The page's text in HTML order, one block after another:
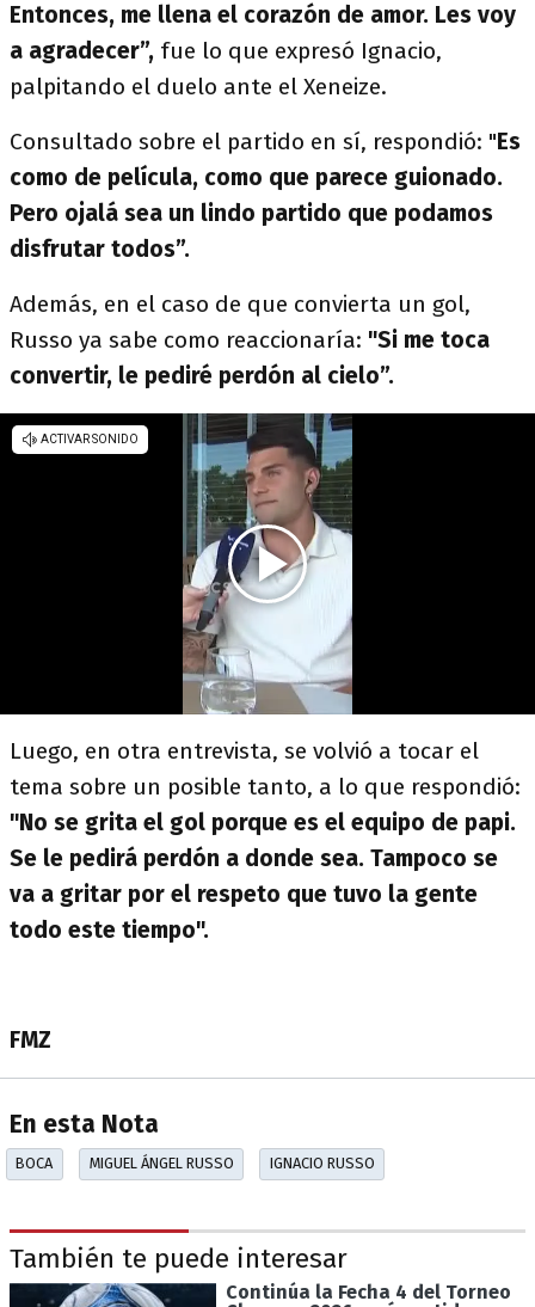
Entonces, me llena el corazón de amor. Les voy
a agradecer”, fue lo que expresó Ignacio,
palpitando el duelo ante el Xeneize.
Consultado sobre el partido en sí, respondió: "Es
como de película, como que parece guionado.
Pero ojalá sea un lindo partido que podamos
disfrutar todos”.
Además, en el caso de que convierta un gol,
Russo ya sabe como reaccionaría: "Si me toca
convertir, le pediré perdón al cielo”.
Luego, en otra entrevista, se volvió a tocar el
tema sobre un posible tanto, a lo que respondió:
"No se grita el gol porque es el equipo de papi.
Se le pedirá perdón a donde sea. Tampoco se
va a gritar por el respeto que tuvo la gente
todo este tiempo".
FMZ
En esta Nota
BOCA MIGUEL ÁNGEL RUSSO IGNACIO RUSSO
También te puede interesar
Continúa la Fecha 4 del Torneo